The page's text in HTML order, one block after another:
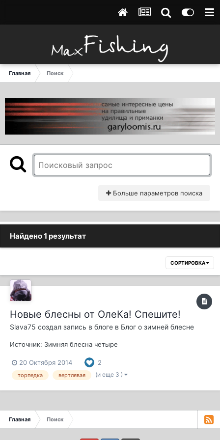
Главная Поиск
Больше параметров поиска
Найдено 1 результат
СОРТИРОВКА
Новые блесны от ОлеКа! Спешите!
Slava75 создал запись в блоге в Блог о зимней блесне
Источник: Зимняя блесна четыре
20 Октября 2014 2
торпедка вертлявая (и еще 3 )
Главная Поиск